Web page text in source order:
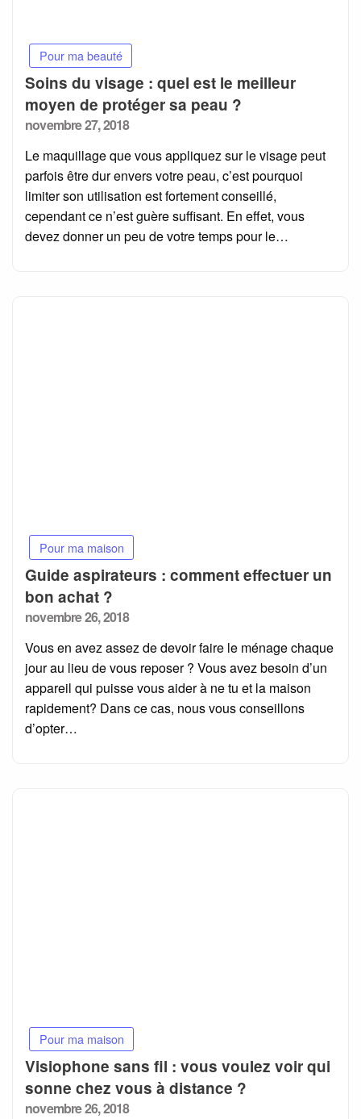
Pour ma beauté
Soins du visage : quel est le meilleur
moyen de protéger sa peau ?
Posted
novembre 27, 2018
Le maquillage que vous appliquez sur le visage peut
parfois être dur envers votre peau, c’est pourquoi
limiter son utilisation est fortement conseillé,
cependant ce n’est guère suffisant. En effet, vous
devez donner un peu de votre temps pour le…
Pour ma maison
Guide aspirateurs : comment effectuer un
bon achat ?
Posted
novembre 26, 2018
Vous en avez assez de devoir faire le ménage chaque
jour au lieu de vous reposer ? Vous avez besoin d’un
appareil qui puisse vous aider à ne tu et la maison
rapidement? Dans ce cas, nous vous conseillons
d’opter…
Pour ma maison
Visiophone sans fil : vous voulez voir qui
sonne chez vous à distance ?
Posted
novembre 26, 2018